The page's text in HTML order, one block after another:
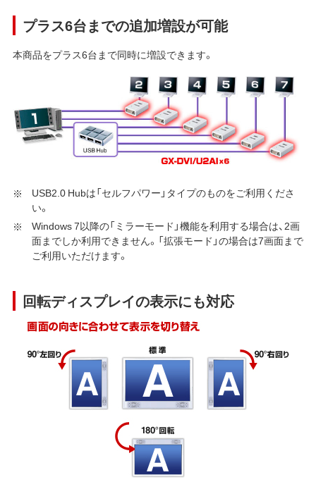
プラス6台までの追加増設が可能
本商品をプラス6台まで同時に増設できます。
USB2.0 Hubは「セルフパワー」タイプのものをご利用くださ
い。
Windows 7以降の「ミラーモード」機能を利用する場合は、2画
面までしか利用できません。「拡張モード」の場合は7画面まで
ご利用いただけます。
回転ディスプレイの表示にも対応